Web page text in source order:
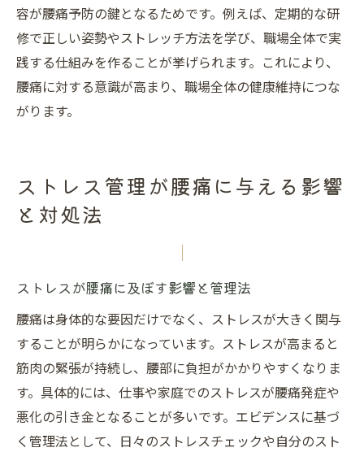
容が腰痛予防の鍵となるためです。例えば、定期的な研
修で正しい姿勢やストレッチ方法を学び、職場全体で実
践する仕組みを作ることが挙げられます。これにより、
腰痛に対する意識が高まり、職場全体の健康維持につな
がります。
ストレス管理が腰痛に与える影響
と対処法
ストレスが腰痛に及ぼす影響と管理法
腰痛は身体的な要因だけでなく、ストレスが大きく関与
することが明らかになっています。ストレスが高まると
筋肉の緊張が持続し、腰部に負担がかかりやすくなりま
す。具体的には、仕事や家庭でのストレスが腰痛発症や
悪化の引き金となることが多いです。エビデンスに基づ
く管理法として、日々のストレスチェックや自分のスト